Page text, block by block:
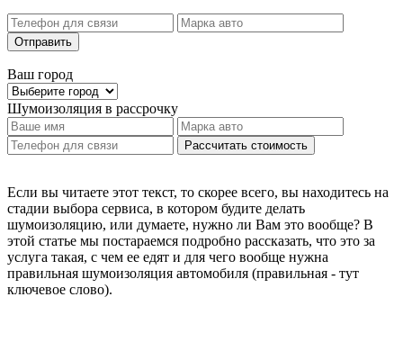
Отправить
Ваш город
Шумоизоляция в рассрочку
Рассчитать стоимость
Если вы читаете этот текст, то скорее всего, вы находитесь на
стадии выбора сервиса, в котором будите делать
шумоизоляцию, или думаете, нужно ли Вам это вообще? В
этой статье мы постараемся подробно рассказать, что это за
услуга такая, с чем ее едят и для чего вообще нужна
правильная шумоизоляция автомобиля (правильная - тут
ключевое слово).